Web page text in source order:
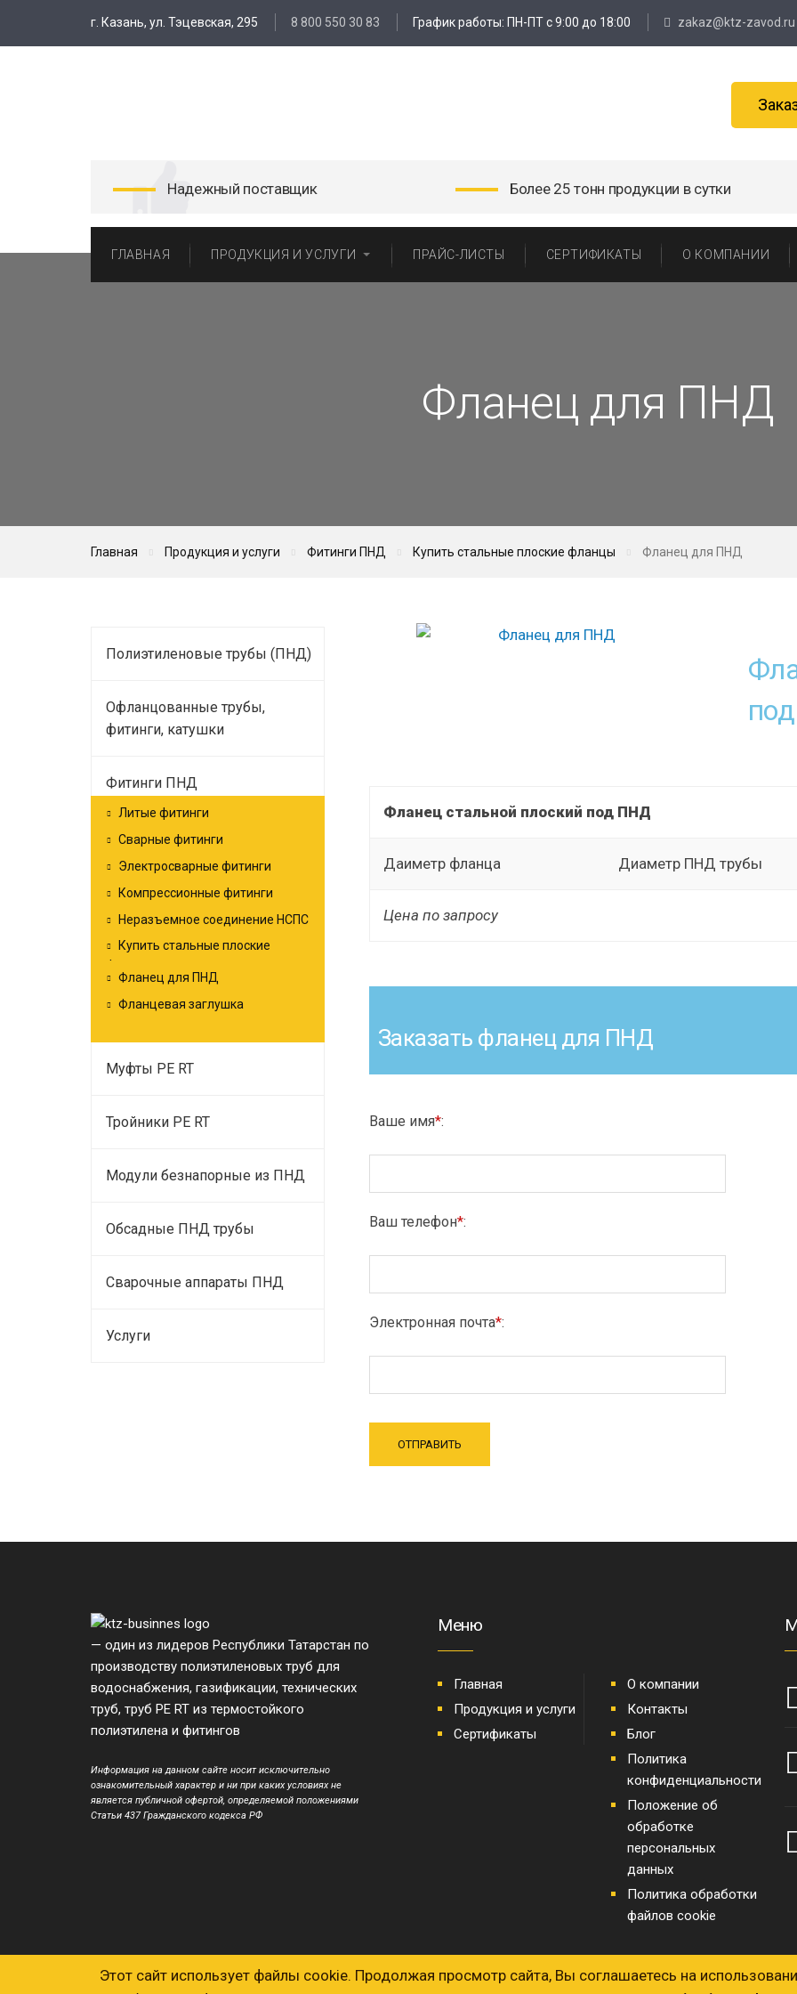
г. Казань, ул. Тэцевская, 295 8 800 550 30 83 График работы: ПН-ПТ с 9:00 до 18:00 zakaz@ktz-zavod.ru
Надежный поставщик Более 25 тонн продукции в сутки
ГЛАВНАЯ ПРОДУКЦИЯ И УСЛУГИ ПРАЙС-ЛИСТЫ СЕРТИФИКАТЫ О КОМПАНИИ
Фланец для ПНД
Главная Продукция и услуги Фитинги ПНД Купить стальные плоские фланцы Фланец для ПНД
Фланец стальной плоский под ПНД
Даиметр фланца Диаметр ПНД трубы
Цена по запросу
Заказать фланец для ПНД
Ваше имя*:
Ваш телефон*:
Электронная почта*:
Полиэтиленовые трубы (ПНД)
Офланцованные трубы,
фитинги, катушки
Фитинги ПНД
Литые фитинги
Сварные фитинги
Электросварные фитинги
Компрессионные фитинги
Неразъемное соединение НСПС
Купить стальные плоские
фланцы
Фланец для ПНД
Фланцевая заглушка
Муфты PE RT
Тройники PE RT
Модули безнапорные из ПНД
Обсадные ПНД трубы
Сварочные аппараты ПНД
Услуги
— один из лидеров Республики Татарстан по
производству полиэтиленовых труб для
водоснабжения, газификации, технических
труб, труб PE RT из термостойкого
полиэтилена и фитингов
Информация на данном сайте носит исключительно
ознакомительный характер и ни при каких условиях не
является публичной офертой, определяемой положениями
Статьи 437 Гражданского кодекса РФ
Меню
Главная
Продукция и услуги
Сертификаты
О компании
Контакты
Блог
Политика
конфиденциальности
Положение об
обработке
персональных
данных
Политика обработки
файлов cookie
Этот сайт использует файлы cookie. Продолжая просмотр сайта, Вы соглашаетесь на